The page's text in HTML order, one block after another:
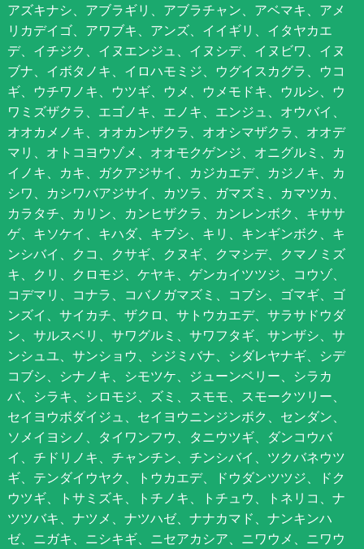
アズキナシ、アブラギリ、アブラチャン、アベマキ、アメ
リカデイゴ、アワブキ、アンズ、イイギリ、イタヤカエ
デ、イチジク、イヌエンジュ、イヌシデ、イヌビワ、イヌ
ブナ、イボタノキ、イロハモミジ、ウグイスカグラ、ウコ
ギ、ウチワノキ、ウツギ、ウメ、ウメモドキ、ウルシ、ウ
ワミズザクラ、エゴノキ、エノキ、エンジュ、オウバイ、
オオカメノキ、オオカンザクラ、オオシマザクラ、オオデ
マリ、オトコヨウゾメ、オオモクゲンジ、オニグルミ、カ
イノキ、カキ、ガクアジサイ、カジカエデ、カジノキ、カ
シワ、カシワバアジサイ、カツラ、ガマズミ、カマツカ、
カラタチ、カリン、カンヒザクラ、カンレンボク、キササ
ゲ、キソケイ、キハダ、キブシ、キリ、キンギンボク、キ
ンシバイ、クコ、クサギ、クヌギ、クマシデ、クマノミズ
キ、クリ、クロモジ、ケヤキ、ゲンカイツツジ、コウゾ、
コデマリ、コナラ、コバノガマズミ、コブシ、ゴマギ、ゴ
ンズイ、サイカチ、ザクロ、サトウカエデ、サラサドウダ
ン、サルスベリ、サワグルミ、サワフタギ、サンザシ、サ
ンシュユ、サンショウ、シジミバナ、シダレヤナギ、シデ
コブシ、シナノキ、シモツケ、ジューンベリー、シラカ
バ、シラキ、シロモジ、ズミ、スモモ、スモークツリー、
セイヨウボダイジュ、セイヨウニンジンボク、センダン、
ソメイヨシノ、タイワンフウ、タニウツギ、ダンコウバ
イ、チドリノキ、チャンチン、チンシバイ、ツクバネウツ
ギ、テンダイウヤク、トウカエデ、ドウダンツツジ、ドク
ウツギ、トサミズキ、トチノキ、トチュウ、トネリコ、ナ
ツツバキ、ナツメ、ナツハゼ、ナナカマド、ナンキンハ
ゼ、ニガキ、ニシキギ、ニセアカシア、ニワウメ、ニワウ